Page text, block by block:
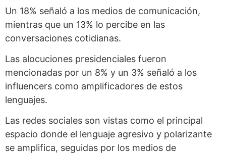
Un 18% señaló a los medios de comunicación,
mientras que un 13% lo percibe en las
conversaciones cotidianas.
Las alocuciones presidenciales fueron
mencionadas por un 8% y un 3% señaló a los
influencers como amplificadores de estos
lenguajes.
Las redes sociales son vistas como el principal
espacio donde el lenguaje agresivo y polarizante
se amplifica, seguidas por los medios de